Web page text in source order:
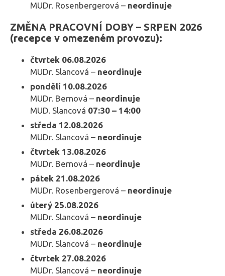
MUDr. Rosenbergerová – neordinuje
ZMĚNA PRACOVNÍ DOBY – SRPEN 2026
(recepce v omezeném provozu):
čtvrtek 06.08.2026
MUDr. Slancová – neordinuje
pondělí 10.08.2026
MUDr. Bernová – neordinuje
MUD. Slancová 07:30 – 14:00
středa 12.08.2026
MUDr. Slancová – neordinuje
čtvrtek 13.08.2026
MUDr. Bernová – neordinuje
pátek 21.08.2026
MUDr. Rosenbergerová – neordinuje
úterý 25.08.2026
MUDr. Slancová – neordinuje
středa 26.08.2026
MUDr. Slancová – neordinuje
čtvrtek 27.08.2026
MUDr. Slancová – neordinuje